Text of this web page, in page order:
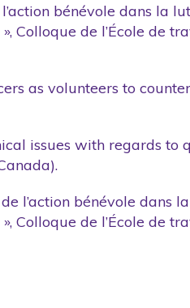
bénévole dans la
Colloque de l’École de
as volunteers to
issues with regards
l’action bénévole dans
Colloque de l’École de